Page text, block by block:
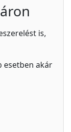
is,
esetben akár